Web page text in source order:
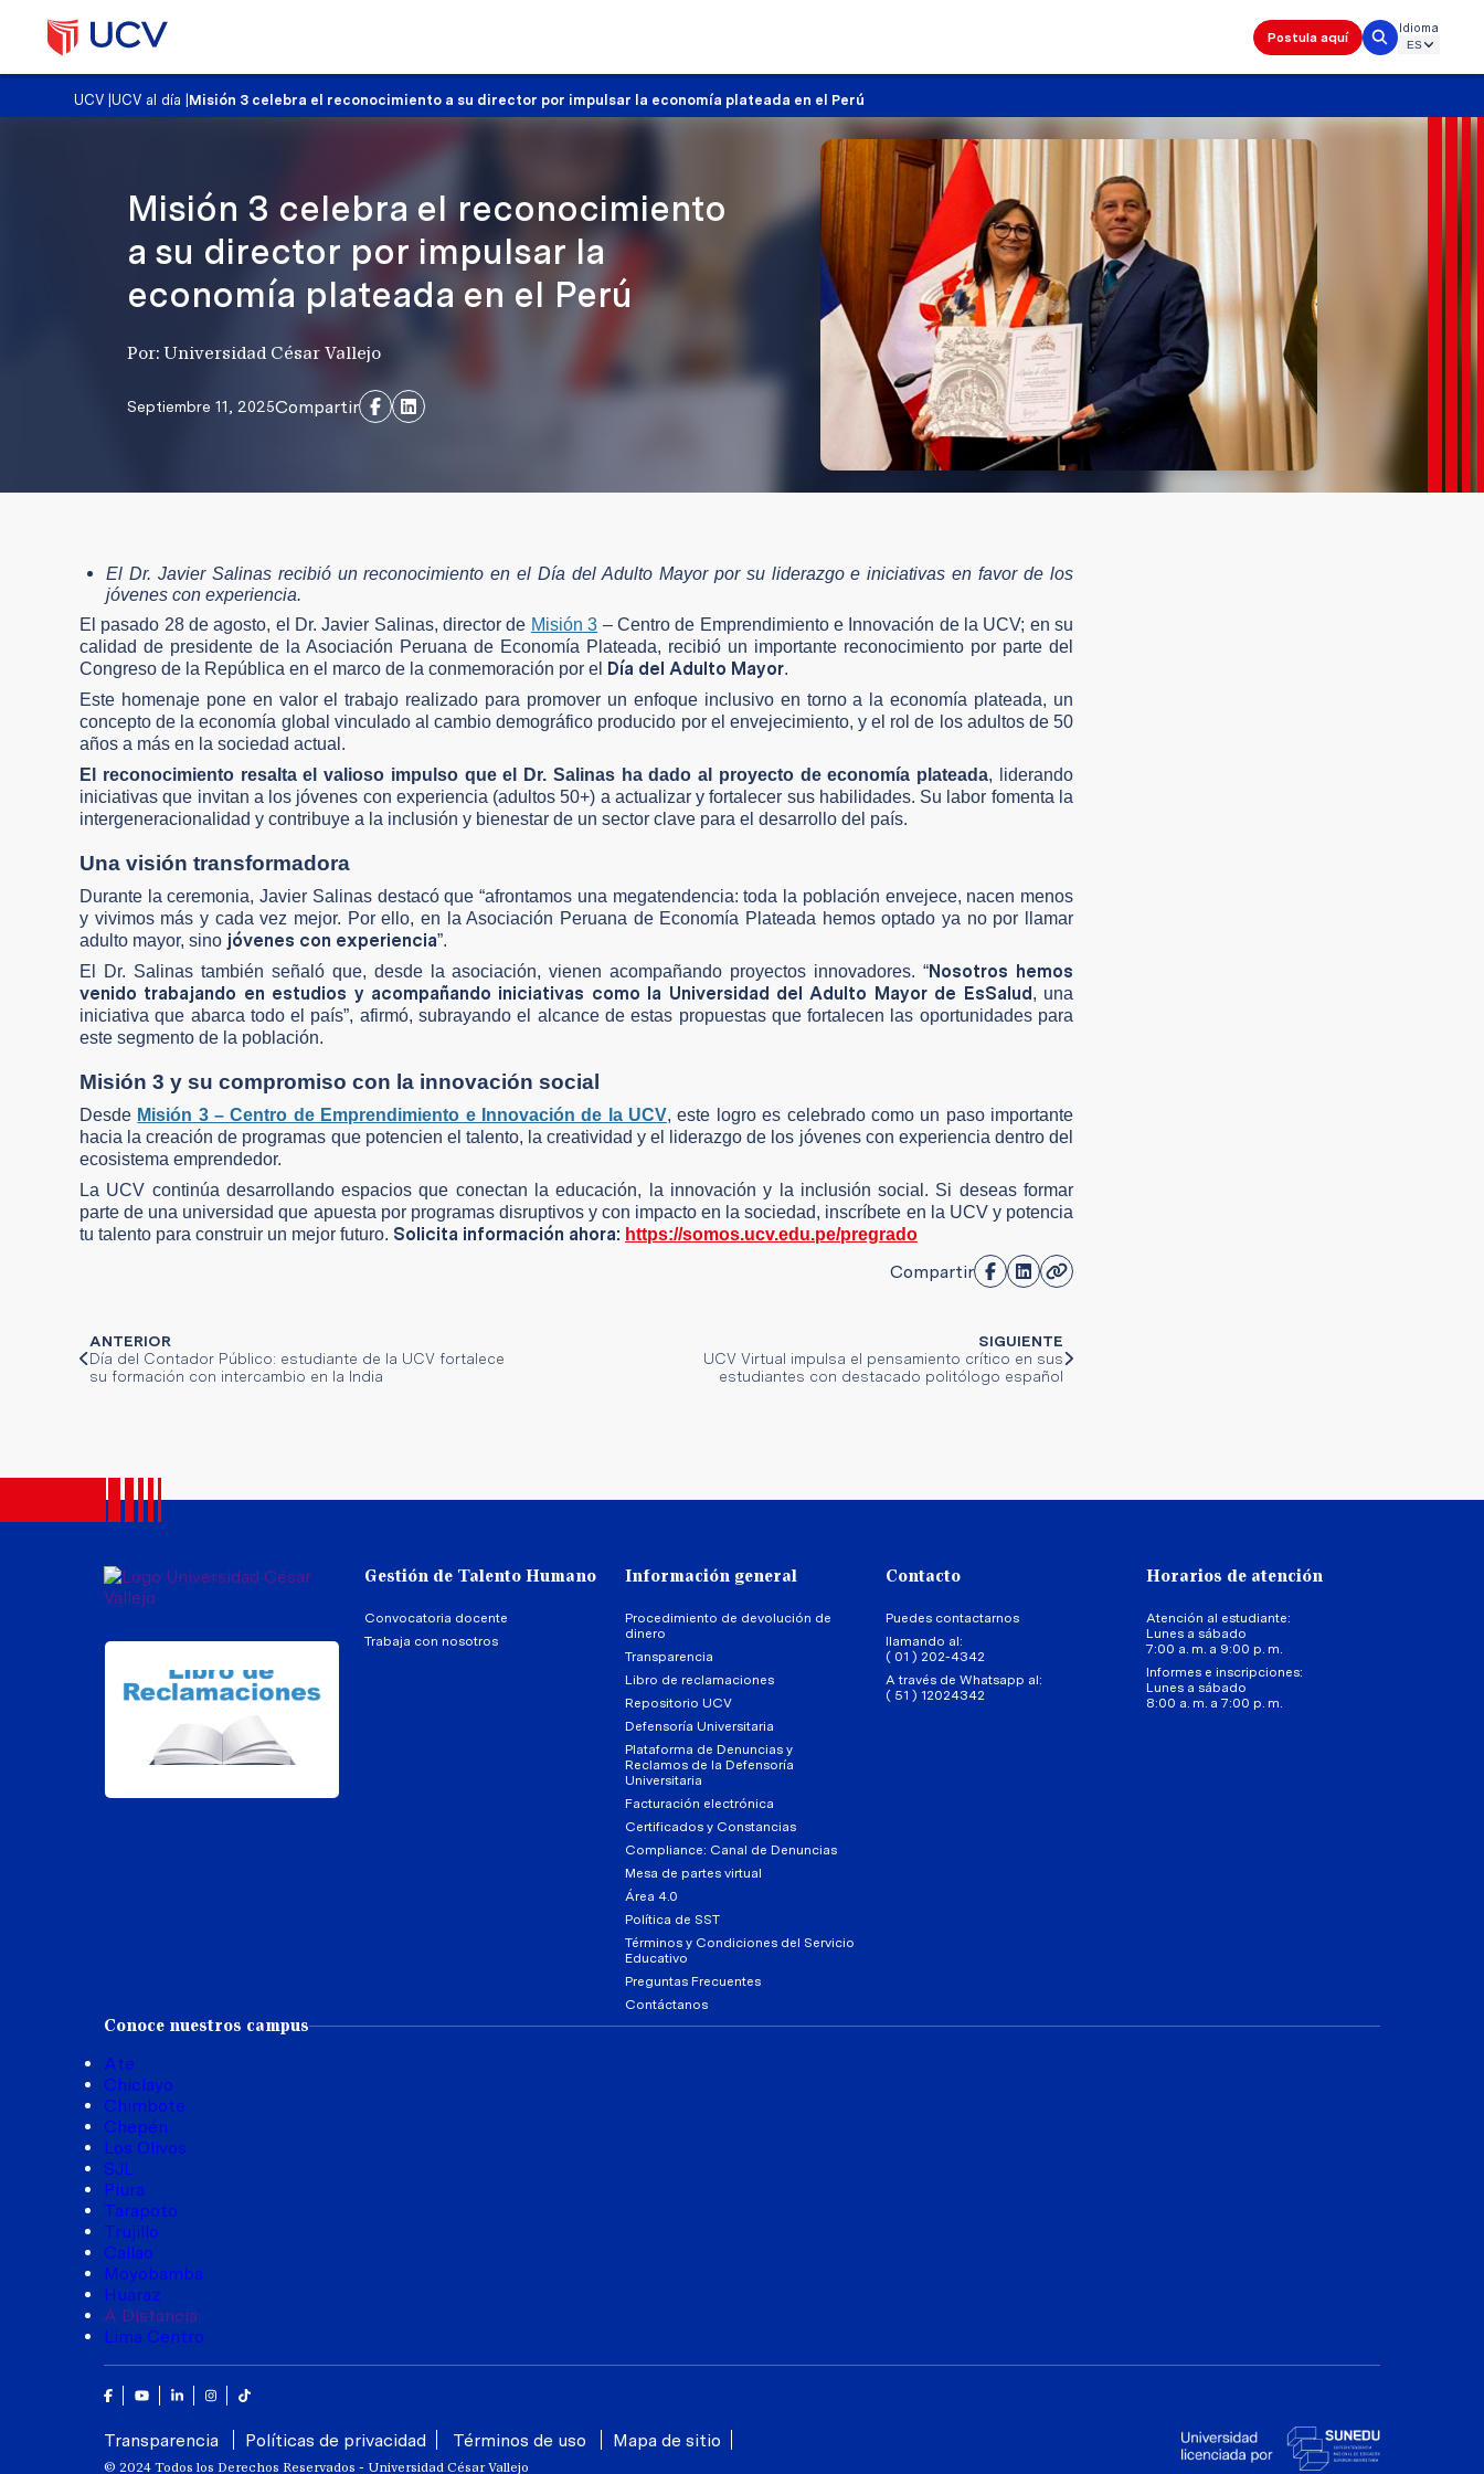
Postula aquí
Idioma
UCV |UCV al día Misión 3 celebra el reconocimiento a su director por impulsar la economía plateada en el Perú
Misión 3 celebra el reconocimiento
a su director por impulsar la
economía plateada en el Perú
Por: Universidad César Vallejo
Septiembre 11, 2025Compartir
El Dr. Javier Salinas recibió un reconocimiento en el Día del Adulto Mayor por su liderazgo e iniciativas en favor de los
jóvenes con experiencia.
El pasado 28 de agosto, el Dr. Javier Salinas, director de Misión 3 – Centro de Emprendimiento e Innovación de la UCV; en su
calidad de presidente de la Asociación Peruana de Economía Plateada, recibió un importante reconocimiento por parte del
Congreso de la República en el marco de la conmemoración por el Día del Adulto Mayor.
Este homenaje pone en valor el trabajo realizado para promover un enfoque inclusivo en torno a la economía plateada, un
concepto de la economía global vinculado al cambio demográfico producido por el envejecimiento, y el rol de los adultos de 50
años a más en la sociedad actual.
El reconocimiento resalta el valioso impulso que el Dr. Salinas ha dado al proyecto de economía plateada, liderando
iniciativas que invitan a los jóvenes con experiencia (adultos 50+) a actualizar y fortalecer sus habilidades. Su labor fomenta la
intergeneracionalidad y contribuye a la inclusión y bienestar de un sector clave para el desarrollo del país.
Una visión transformadora
Durante la ceremonia, Javier Salinas destacó que “afrontamos una megatendencia: toda la población envejece, nacen menos
y vivimos más y cada vez mejor. Por ello, en la Asociación Peruana de Economía Plateada hemos optado ya no por llamar
adulto mayor, sino jóvenes con experiencia”.
El Dr. Salinas también señaló que, desde la asociación, vienen acompañando proyectos innovadores. “Nosotros hemos
venido trabajando en estudios y acompañando iniciativas como la Universidad del Adulto Mayor de EsSalud, una
iniciativa que abarca todo el país”, afirmó, subrayando el alcance de estas propuestas que fortalecen las oportunidades para
este segmento de la población.
Misión 3 y su compromiso con la innovación social
Desde Misión 3 – Centro de Emprendimiento e Innovación de la UCV, este logro es celebrado como un paso importante
hacia la creación de programas que potencien el talento, la creatividad y el liderazgo de los jóvenes con experiencia dentro del
ecosistema emprendedor.
La UCV continúa desarrollando espacios que conectan la educación, la innovación y la inclusión social. Si deseas formar
parte de una universidad que apuesta por programas disruptivos y con impacto en la sociedad, inscríbete en la UCV y potencia
tu talento para construir un mejor futuro. Solicita información ahora: https://somos.ucv.edu.pe/pregrado
Compartir
ANTERIOR
Día del Contador Público: estudiante de la UCV fortalece
su formación con intercambio en la India
SIGUIENTE
UCV Virtual impulsa el pensamiento crítico en sus
estudiantes con destacado politólogo español
Gestión de Talento Humano
Convocatoria docente
Trabaja con nosotros
Información general
Procedimiento de devolución de
dinero
Transparencia
Libro de reclamaciones
Repositorio UCV
Defensoría Universitaria
Plataforma de Denuncias y
Reclamos de la Defensoría
Universitaria
Facturación electrónica
Certificados y Constancias
Compliance: Canal de Denuncias
Mesa de partes virtual
Área 4.0
Política de SST
Términos y Condiciones del Servicio
Educativo
Preguntas Frecuentes
Contáctanos
Contacto
Puedes contactarnos
llamando al:
( 01 ) 202-4342
A través de Whatsapp al:
( 51 ) 12024342
Horarios de atención
Atención al estudiante:
Lunes a sábado
7:00 a. m. a 9:00 p. m.
Informes e inscripciones:
Lunes a sábado
8:00 a. m. a 7:00 p. m.
Conoce nuestros campus
Ate
Chiclayo
Chimbote
Chepén
Los Olivos
SJL
Piura
Tarapoto
Trujillo
Callao
Moyobamba
Huaraz
A Distancia
Lima Centro
Facebook
YoutubeLinkedinInstagram
Tik Tok
Transparencia Políticas de privacidad Términos de uso Mapa de sitio
© 2024 Todos los Derechos Reservados - Universidad César Vallejo